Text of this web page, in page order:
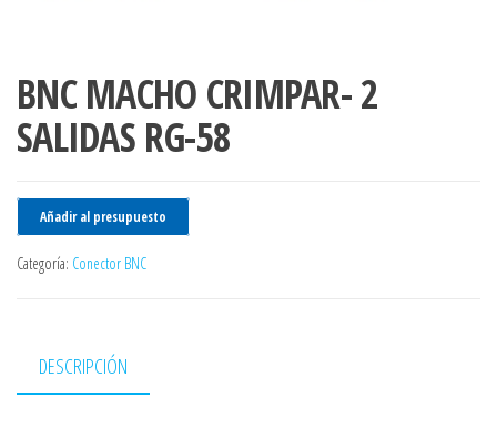
BNC MACHO CRIMPAR- 2
SALIDAS RG-58
Añadir al presupuesto
Categoría: Conector BNC
DESCRIPCIÓN